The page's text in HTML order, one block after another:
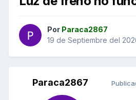
Por Paraca2867
19 de Septiembre del
Paraca2867